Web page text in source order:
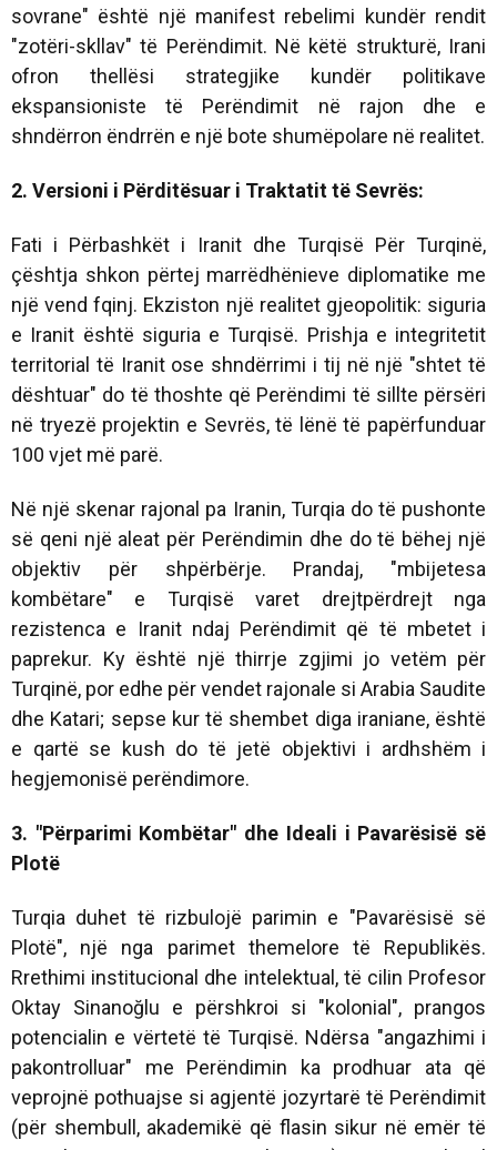
sovrane" është një manifest rebelimi kundër rendit
"zotëri-skllav" të Perëndimit. Në këtë strukturë, Irani
ofron thellësi strategjike kundër politikave
ekspansioniste të Perëndimit në rajon dhe e
shndërron ëndrrën e një bote shumëpolare në realitet.
2. Versioni i Përditësuar i Traktatit të Sevrës:
Fati i Përbashkët i Iranit dhe Turqisë Për Turqinë,
çështja shkon përtej marrëdhënieve diplomatike me
një vend fqinj. Ekziston një realitet gjeopolitik: siguria
e Iranit është siguria e Turqisë. Prishja e integritetit
territorial të Iranit ose shndërrimi i tij në një "shtet të
dështuar" do të thoshte që Perëndimi të sillte përsëri
në tryezë projektin e Sevrës, të lënë të papërfunduar
100 vjet më parë.
Në një skenar rajonal pa Iranin, Turqia do të pushonte
së qeni një aleat për Perëndimin dhe do të bëhej një
objektiv për shpërbërje. Prandaj, "mbijetesa
kombëtare" e Turqisë varet drejtpërdrejt nga
rezistenca e Iranit ndaj Perëndimit që të mbetet i
paprekur. Ky është një thirrje zgjimi jo vetëm për
Turqinë, por edhe për vendet rajonale si Arabia Saudite
dhe Katari; sepse kur të shembet diga iraniane, është
e qartë se kush do të jetë objektivi i ardhshëm i
hegjemonisë perëndimore.
3. "Përparimi Kombëtar" dhe Ideali i Pavarësisë së
Plotë
Turqia duhet të rizbulojë parimin e "Pavarësisë së
Plotë", një nga parimet themelore të Republikës.
Rrethimi institucional dhe intelektual, të cilin Profesor
Oktay Sinanoğlu e përshkroi si "kolonial", prangos
potencialin e vërtetë të Turqisë. Ndërsa "angazhimi i
pakontrolluar" me Perëndimin ka prodhuar ata që
veprojnë pothuajse si agjentë jozyrtarë të Perëndimit
(për shembull, akademikë që flasin sikur në emër të